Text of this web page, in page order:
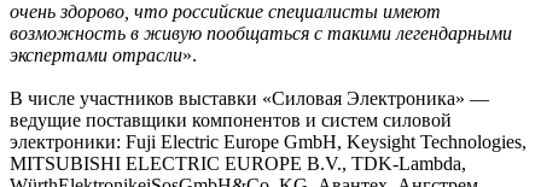
очень здорово, что российские специалисты имеют
возможность в живую пообщаться с такими легендарными
экспертами отрасли».
В числе участников выставки «Силовая Электроника» —
ведущие поставщики компонентов и систем силовой
электроники: Fuji Electric Europe GmbH, Keysight Technologies,
MITSUBISHI ELECTRIC EUROPE B.V., TDK-Lambda,